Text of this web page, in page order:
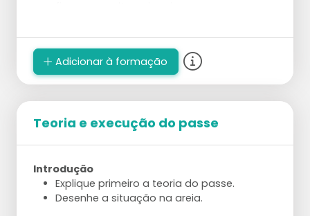
A primeira bola deve ser jogada curta.
Depois jogue um contra o outro pelo
ponto.
Aplique numa situação em que o atacante
bola de uma mesa.
na diagonal.
Adicionar à formação
Teoria e execução do passe
Introdução
Explique primeiro a teoria do passe.
Desenhe a situação na areia.